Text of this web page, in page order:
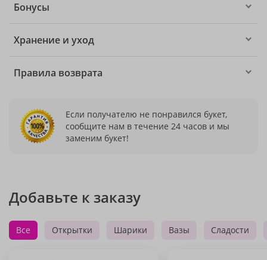
Бонусы
Хранение и уход
Правила возврата
Если получателю не понравился букет,
сообщите нам в течение 24 часов и мы
заменим букет!
Добавьте к заказу
Все Открытки Шарики Вазы Сладости